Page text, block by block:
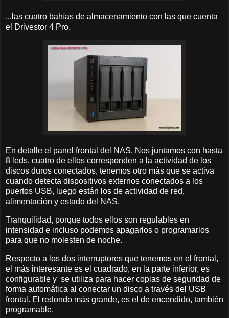
...las cuatro bahías de almacenamiento con las que cuenta
el Drivestor 4 Pro.
En detalle el panel frontal del NAS. Nos juntamos con hasta
8 leds, cuatro de ellos corresponden a la actividad de los
discos duros conectados, tenemos otro más que se activa
cuando detecta dispositivos externos conectados a los
puertos USB, luego están los de actividad de red,
alimentación y estado del NAS.
Tranquilidad, porque todos ellos son regulables en
intensidad e incluso podemos apagarlos o programarlos
para que no molesten de noche.
Respecto a los dos interruptores que tenemos en el frontal,
el más interesante es el cuadrado, en la parte inferior, es
configurable y se utiliza para hacer copias de seguridad de
forma automática al conectar un disco a través del USB
frontal. El redondo más grande, es el de encendido, también
programable.